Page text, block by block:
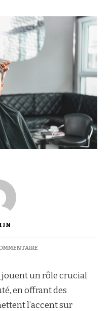
SUR
BIO
:
jouent un rôle crucial
en offrant des
l’accent sur